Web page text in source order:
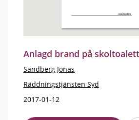
Anlagd brand på
Sandberg Jonas
Räddningstjänsten Syd
2017-01-12